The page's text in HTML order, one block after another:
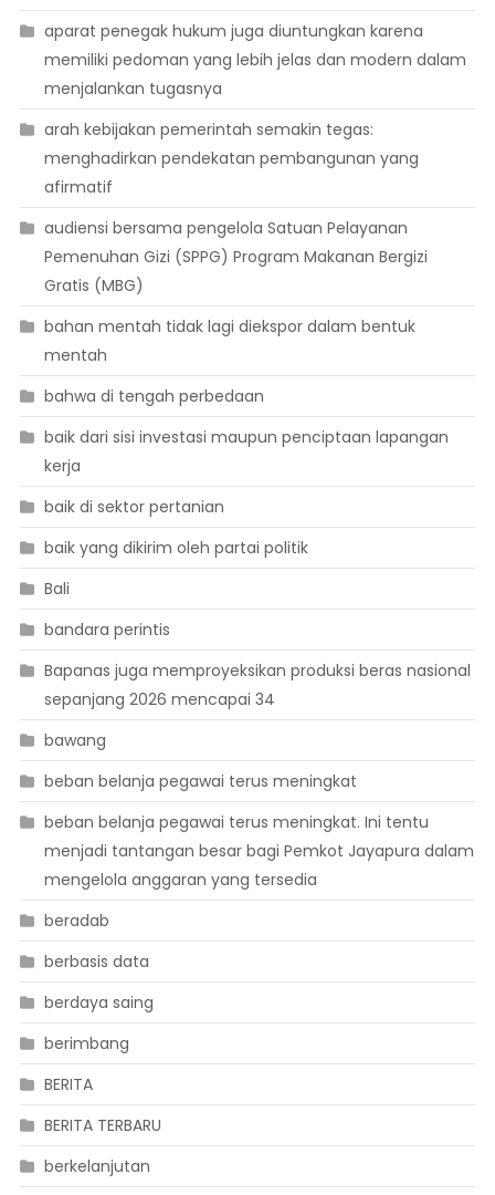
aparat penegak hukum juga diuntungkan karena
memiliki pedoman yang lebih jelas dan modern dalam
menjalankan tugasnya
arah kebijakan pemerintah semakin tegas:
menghadirkan pendekatan pembangunan yang
afirmatif
audiensi bersama pengelola Satuan Pelayanan
Pemenuhan Gizi (SPPG) Program Makanan Bergizi
Gratis (MBG)
bahan mentah tidak lagi diekspor dalam bentuk
mentah
bahwa di tengah perbedaan
baik dari sisi investasi maupun penciptaan lapangan
kerja
baik di sektor pertanian
baik yang dikirim oleh partai politik
Bali
bandara perintis
Bapanas juga memproyeksikan produksi beras nasional
sepanjang 2026 mencapai 34
bawang
beban belanja pegawai terus meningkat
beban belanja pegawai terus meningkat. Ini tentu
menjadi tantangan besar bagi Pemkot Jayapura dalam
mengelola anggaran yang tersedia
beradab
berbasis data
berdaya saing
berimbang
BERITA
BERITA TERBARU
berkelanjutan